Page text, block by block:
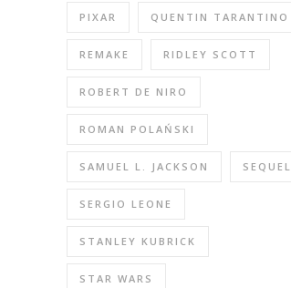
PIXAR QUENTIN TARANTINO
REMAKE RIDLEY SCOTT
ROBERT DE NIRO
ROMAN POLAŃSKI
SAMUEL L. JACKSON SEQUEL
SERGIO LEONE
STANLEY KUBRICK
STAR WARS